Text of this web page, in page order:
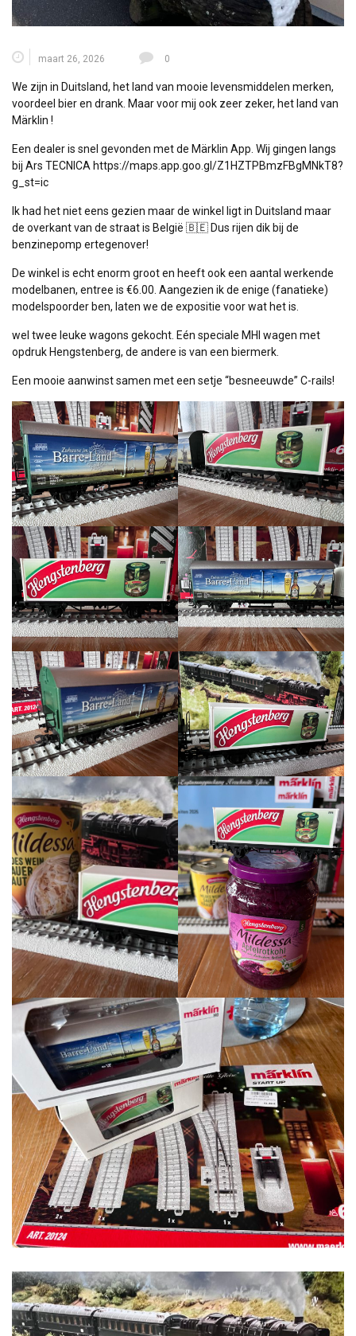
maart 26, 2026 0
We zijn in Duitsland, het land van mooie levensmiddelen merken,
voordeel bier en drank. Maar voor mij ook zeer zeker, het land van
Märklin !
Een dealer is snel gevonden met de Märklin App. Wij gingen langs
bij Ars TECNICA https://maps.app.goo.gl/Z1HZTPBmzFBgMNkT8?
g_st=ic
Ik had het niet eens gezien maar de winkel ligt in Duitsland maar
de overkant van de straat is België 🇧🇪 Dus rijen dik bij de
benzinepomp ertegenover!
De winkel is echt enorm groot en heeft ook een aantal werkende
modelbanen, entree is €6.00. Aangezien ik de enige (fanatieke)
modelspoorder ben, laten we de expositie voor wat het is.
wel twee leuke wagons gekocht. Eén speciale MHI wagen met
opdruk Hengstenberg, de andere is van een biermerk.
Een mooie aanwinst samen met een setje “besneeuwde” C-rails!